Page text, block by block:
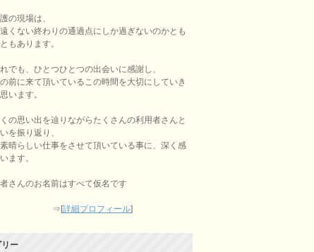
の現場は、
くない終わりの通過点にしか過ぎないのかとも
もあります。
でも、ひとつひとつの出会いに感謝し、
前に来て頂いているこの時間を大切にしていき
います。
の思い出を辿りながらたくさんの利用者さんと
を振り返り、
晴らしい仕事をさせて頂いている事に、深く感
ます。
さんのお名前はすべて仮名です
⇒[詳細プロフィール]
リー